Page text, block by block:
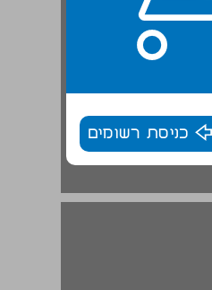
כניסת רשומים